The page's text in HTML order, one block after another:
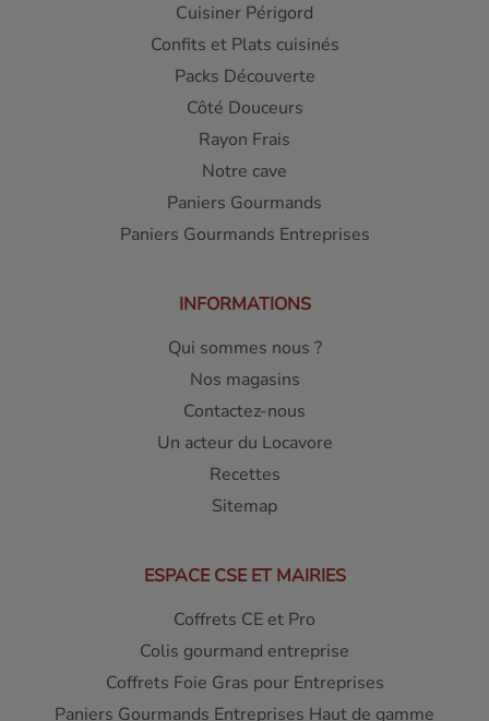
Cuisiner Périgord
Confits et Plats cuisinés
Packs Découverte
Côté Douceurs
Rayon Frais
Notre cave
Paniers Gourmands
Paniers Gourmands Entreprises
INFORMATIONS
Qui sommes nous ?
Nos magasins
Contactez-nous
Un acteur du Locavore
Recettes
Sitemap
ESPACE CSE ET MAIRIES
Coffrets CE et Pro
Colis gourmand entreprise
Coffrets Foie Gras pour Entreprises
Paniers Gourmands Entreprises Haut de gamme